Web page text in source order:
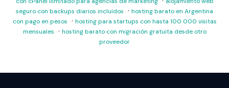
seguro con backups diarios incluidos · hosting barato en Argentina
con pago en pesos · hosting para startups con hasta 100 000 visitas
mensuales · hosting barato con migración gratuita desde otro
proveedor